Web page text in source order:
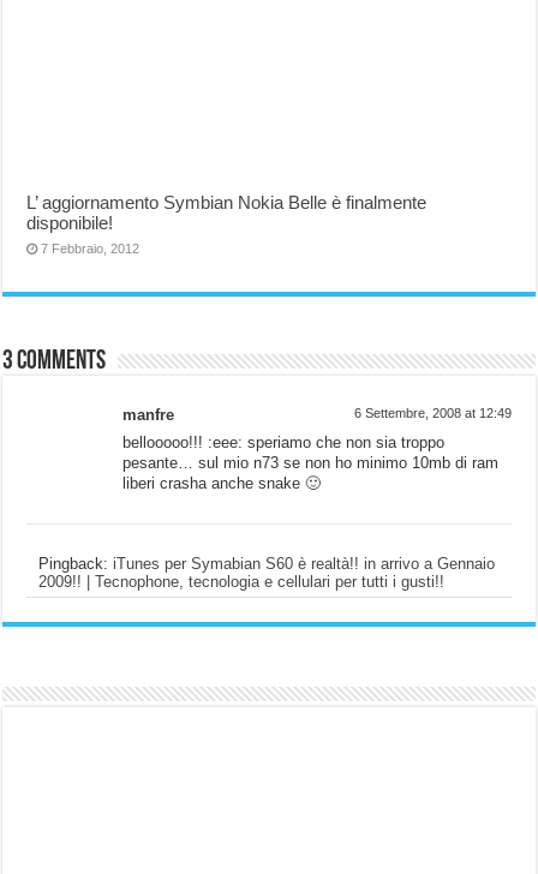
L’ aggiornamento Symbian Nokia Belle è finalmente
disponibile!
7 Febbraio, 2012
3 comments
manfre 6 Settembre, 2008 at 12:49
bellooooo!!! :eee: speriamo che non sia troppo
pesante… sul mio n73 se non ho minimo 10mb di ram
liberi crasha anche snake 🙂
Pingback:iTunes per Symabian S60 è realtà!! in arrivo a Gennaio
2009!! | Tecnophone, tecnologia e cellulari per tutti i gusti!!